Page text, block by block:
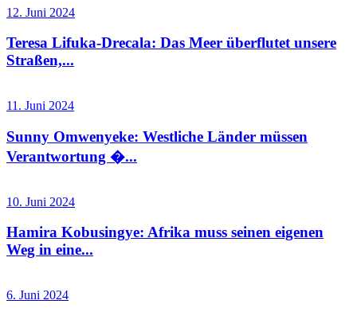
12. Juni 2024
Teresa Lifuka-Drecala: Das Meer überflutet unsere
Straßen,...
11. Juni 2024
Sunny Omwenyeke: Westliche Länder müssen
Verantwortung �...
10. Juni 2024
Hamira Kobusingye: Afrika muss seinen eigenen
Weg in eine...
6. Juni 2024